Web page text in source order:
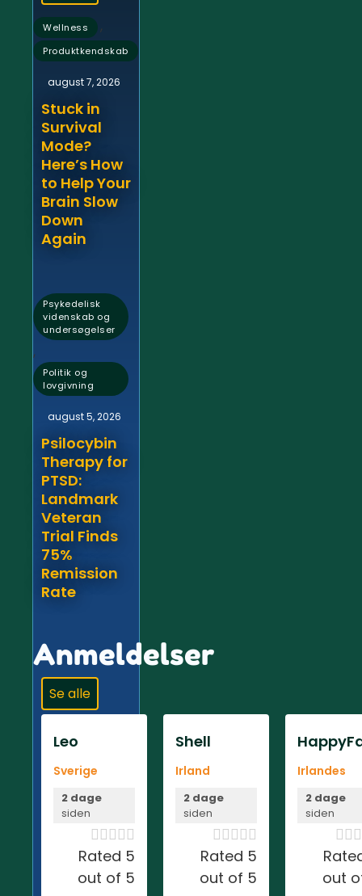
Wellness ,
Produktkendskab
august 7, 2026
Stuck in
Survival
Mode?
Here’s How
to Help Your
Brain Slow
Down
Again
Psykedelisk
videnskab og
undersøgelser
,
Politik og
lovgivning
august 5, 2026
Psilocybin
Therapy for
PTSD:
Landmark
Veteran
Trial Finds
75%
Remission
Rate
Anmeldelser
Se alle
Leo
Sverige
2 dage
siden

Rated 5
out of 5
Shell
Irland
2 dage
siden

Rated 5
out of 5
Irlandes
2 dage
siden

out